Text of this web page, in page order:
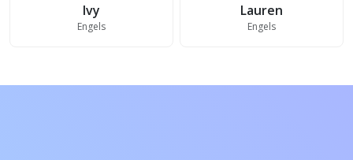
Ivy
Engels
Lauren
Engels